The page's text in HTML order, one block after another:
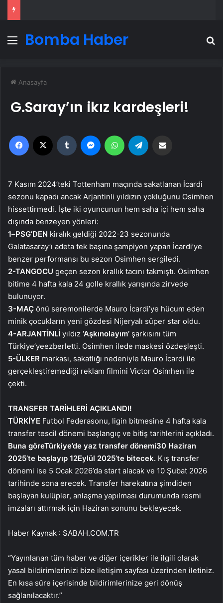
Menü
Bomba Haber
Anasayfa
G.Saray’ın ikız kardeşleri!
Facebook Tumblr MessengerWhatsApp
7 Kasım 2024’teki Tottenham maçında sakatlanan İcardi
sezonu kapadı ancak Arjantinli yıldızın yokluğunu Osimhen
hissettirmedi. İşte iki oyuncunun hem saha içi hem saha
dışında benzeyen yönleri:
1–PSG’DEN kiralık geldiği 2022-23 sezonunda
Galatasaray’ı adeta tek başına şampiyon yapan İcardi’ye
benzer performansı bu sezon Osimhen sergiledi.
2-TANGOCU geçen sezon krallık tacını takmıştı. Osimhen
bitime 4 hafta kala 24 golle krallık yarışında zirvede
bulunuyor.
3-MAÇ önü seremonilerde Mauro İcardi’ye hücum eden
minik çocukların yeni gözdesi Nijeryalı süper star oldu.
4-ARJANTİNLİ yıldız ‘Aşkınolayım’ şarkısını tüm
Türkiye’yeezberletti. Osimhen ilede maskesi özdeşleşti.
5-ÜLKER markası, sakatlığı nedeniyle Mauro İcardi ile
gerçekleştiremediği reklam filmini Victor Osimhen ile
çekti.
TRANSFER TARİHLERİ AÇIKLANDI!
TÜRKİYE Futbol Federasonu, ligin bitmesine 4 hafta kala
transfer tescil dönemi başlangıç ve bitiş tarihlerini açıkladı.
Buna göreTürkiye’de yaz transfer dönemi30 Haziran
2025’te başlayıp 12Eylül 2025’te bitecek. Kış transfer
dönemi ise 5 Ocak 2026’da start alacak ve 10 Şubat 2026
tarihinde sona erecek. Transfer harekatına şimdiden
başlayan kulüpler, anlaşma yapılması durumunda resmi
imzaları attırmak için Haziran sonunu bekleyecek.
Haber Kaynak : SABAH.COM.TR
“Yayınlanan tüm haber ve diğer içerikler ile ilgili olarak
yasal bildirimlerinizi bize iletişim sayfası üzerinden iletiniz.
En kısa süre içerisinde bildirimlerinize geri dönüş
sağlanılacaktır.”